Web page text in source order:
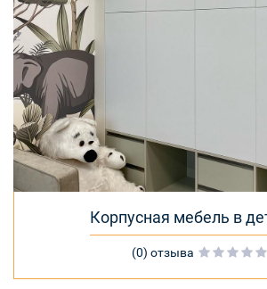
Корпусная мебель в
(0) отзыва